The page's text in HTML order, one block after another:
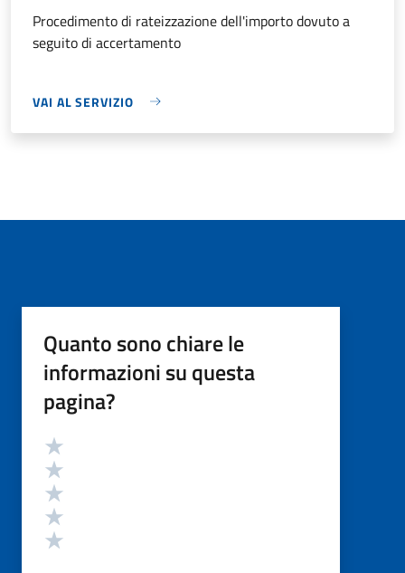
Procedimento di rateizzazione dell'importo dovuto a
seguito di accertamento
VAI AL SERVIZIO
Quanto sono chiare le
informazioni su questa
pagina?
Valutazione